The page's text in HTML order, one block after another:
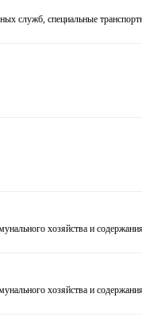
служб, специальные
хозяйства и
хозяйства и